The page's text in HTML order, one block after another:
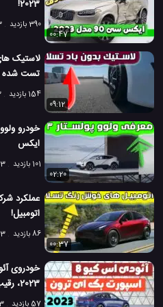
مرسدس بنز و بوش، به عرضه ماشین
نزدیک هستند.
#
Autopilot
# آتش گرفتن خودرو
برنامه Autopilot تسلا # تسلا #
# تصادف ماشین تسلا # تصادف
# خودرو تسلا مدل 3 # شرکت تسلا
# علت تصادف ماشین خودران اوبر #
# ماشین الکتریکی # ماشین الکتریکی
# ماشین های الکتریکی تسلا
3.8 هزار بازدید
7 سال پیش
2023!
390 بازدید
3
00:47
تست شده
154 بازدید
3
09:12
ایکس
101 بازدید
3 سال پیش
02:20
عملکرد
اتومبیل!
86 بازدید
3 سال پیش
00:37
2023، رقیب تسلا مدل X
57 بازدید 3 سال پیش